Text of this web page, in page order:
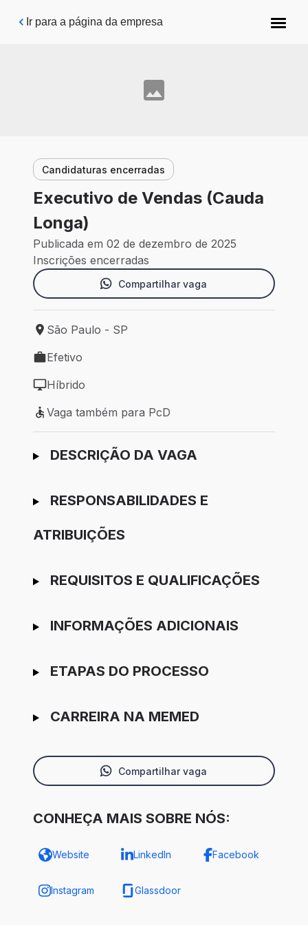
Pular para o conteúdo principal
Ir para a página da empresa
Candidaturas encerradas
Executivo de Vendas (Cauda
Longa)
Publicada em 02 de dezembro de 2025
Inscrições encerradas
Compartilhar vaga
Local de trabalho: São Paulo - SP
São Paulo - SP
Tipo de vaga: Efetivo
Efetivo
Modelo de trabalho: Híbrido
Híbrido
Vaga também para PcD
Vaga também para PcD
Ir para candidatura
DESCRIÇÃO DA VAGA
RESPONSABILIDADES E
ATRIBUIÇÕES
REQUISITOS E QUALIFICAÇÕES
INFORMAÇÕES ADICIONAIS
ETAPAS DO PROCESSO
CARREIRA NA MEMED
Compartilhar vaga
CONHEÇA MAIS SOBRE NÓS:
Website LinkedIn Facebook
Instagram Glassdoor